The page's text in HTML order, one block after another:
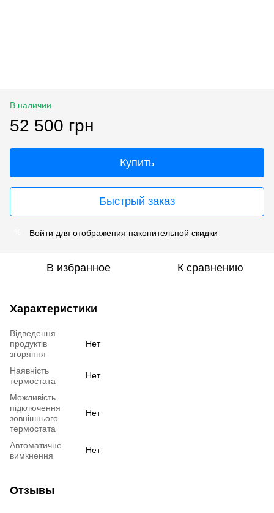
В наличии
52 500 грн
Купить
Быстрый заказ
Войти для отображения накопительной скидки
В избранное К сравнению
Характеристики
Відведення
продуктів
згоряння
Нет
Наявність
термостата
Нет
Можливість
підключення
зовнішнього
термостата
Нет
Автоматичне
вимкнення
Нет
Отзывы